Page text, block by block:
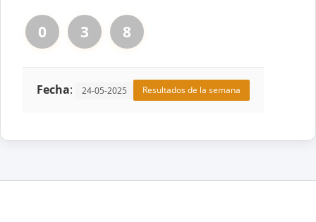
0 3 8
Fecha: 24-05-2025 Resultados de la semana